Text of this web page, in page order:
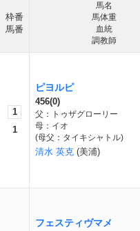
枠番
馬番
馬名
馬体重
血統
調教師
1
1
ピヨルピ
456(0)
父：トゥザグローリー
母：イオ
(母父：タイキシャトル)
清水 英克 (美浦)
フェスティヴマメ